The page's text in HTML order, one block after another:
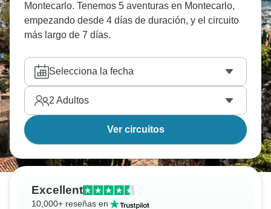
Montecarlo. Tenemos 5 aventuras en Montecarlo,
empezando desde 4 días de duración, y el circuito
más largo de 7 días.
Selecciona la fecha
2 Adultos
Ver circuitos
Excellent
10,000+ reseñas en